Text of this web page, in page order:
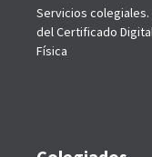
Servicios
del Certificado
Física